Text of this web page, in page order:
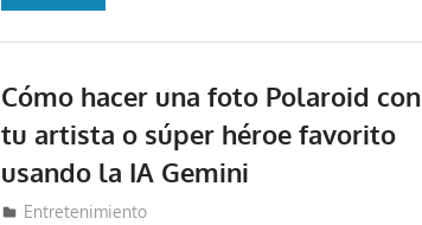
Cómo hacer una foto Polaroid con
tu artista o súper héroe favorito
usando la IA Gemini
17 de septiembre de 2025
Lucas Espinal
Entretenimiento